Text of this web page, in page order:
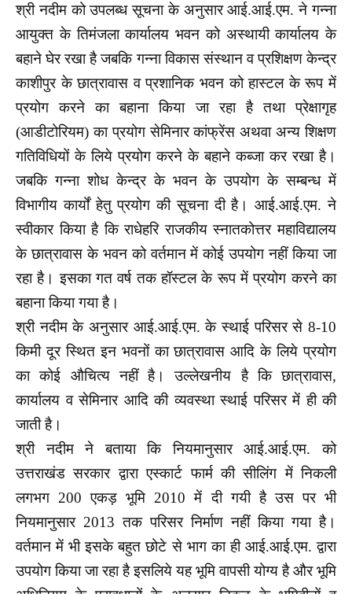
श्री नदीम को उपलब्ध सूचना के अनुसार आई.आई.एम. ने गन्ना
आयुक्त के तिमंजला कार्यालय भवन को अस्थायी कार्यालय के
बहाने घेर रखा है जबकि गन्ना विकास संस्थान व प्रशिक्षण केन्द्र
काशीपुर के छात्रावास व प्रशानिक भवन को हास्टल के रूप में
प्रयोग करने का बहाना किया जा रहा है तथा प्रेक्षागृह
(आडीटोरियम) का प्रयोग सेमिनार कांफ्रेंस अथवा अन्य शिक्षण
गतिविधियों के लिये प्रयोग करने के बहाने कब्जा कर रखा है।
जबकि गन्ना शोध केन्द्र के भवन के उपयोग के सम्बन्ध में
विभागीय कार्यों हेतु प्रयोग की सूचना दी है। आई.आई.एम. ने
स्वीकार किया है कि राधेहरि राजकीय स्नातकोत्तर महाविद्यालय
के छात्रावास के भवन को वर्तमान में कोई उपयोग नहीं किया जा
रहा है। इसका गत वर्ष तक हॉस्टल के रूप में प्रयोग करने का
बहाना किया गया है।
श्री नदीम के अनुसार आई.आई.एम. के स्थाई परिसर से 8-10
किमी दूर स्थित इन भवनों का छात्रावास आदि के लिये प्रयोग
का कोई औचित्य नहीं है। उल्लेखनीय है कि छात्रावास,
कार्यालय व सेमिनार आदि की व्यवस्था स्थाई परिसर में ही की
जाती है।
श्री नदीम ने बताया कि नियमानुसार आई.आई.एम. को
उत्तराखंड सरकार द्वारा एस्कार्ट फार्म की सीलिंग में निकली
लगभग 200 एकड़ भूमि 2010 में दी गयी है उस पर भी
नियमानुसार 2013 तक परिसर निर्माण नहीं किया गया है।
वर्तमान में भी इसके बहुत छोटे से भाग का ही आई.आई.एम. द्वारा
उपयोग किया जा रहा है इसलिये यह भूमि वापसी योग्य है और भूमि